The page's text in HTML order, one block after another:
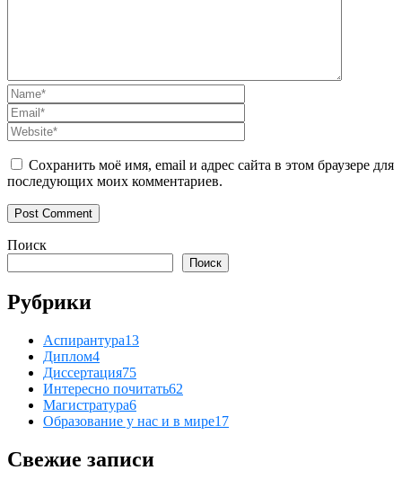
Сохранить моё имя, email и адрес сайта в этом браузере для
последующих моих комментариев.
Поиск
Поиск
Рубрики
Аспирантура13
Диплом4
Диссертация75
Интересно почитать62
Магистратура6
Образование у нас и в мире17
Свежие записи